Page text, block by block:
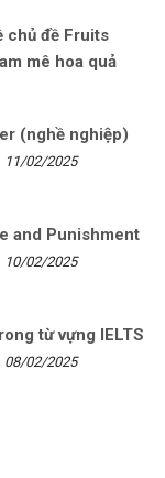
chủ đề Fruits
mê hoa quả
(nghề nghiệp)
11/02/2025
and Punishment
10/02/2025
từ vựng IELTS
08/02/2025